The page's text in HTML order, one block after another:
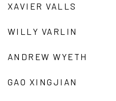
XAVIER VALLS
WILLY VARLIN
ANDREW WYETH
GAO XINGJIAN